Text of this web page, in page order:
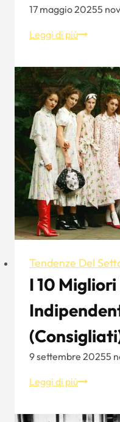
17 maggio 20255
Leggi di piùBreve
ai
marchi
di
locali
britannici
più
famosi
Tendenze Del
I 10
9 settembre 20255
Leggi di piùI
migliori